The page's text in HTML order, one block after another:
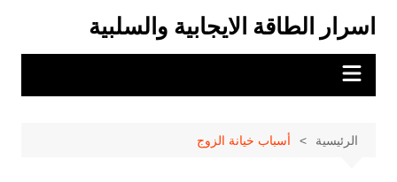
المحتوى
اسرار الطاقة الايجابية والسلبية
الرئيسية أسباب خيانة الزوج